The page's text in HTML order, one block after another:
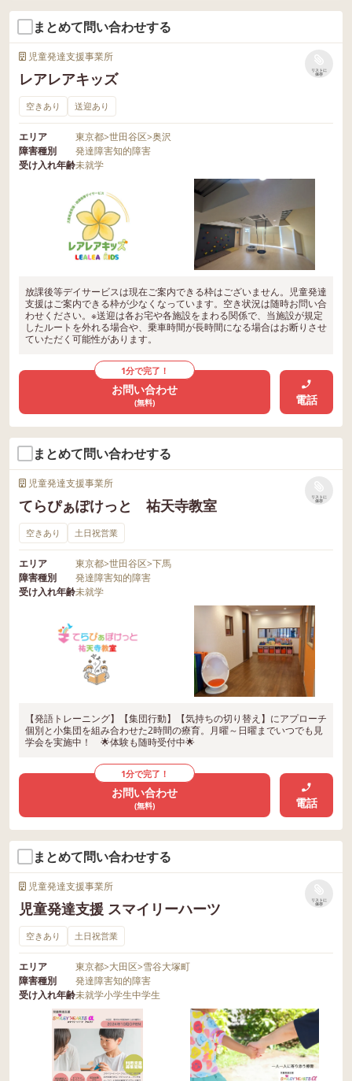
まとめて問い合わせする
児童発達支援事業所
レアレアキッズ
リストに
保存
空きあり 送迎あり
エリア 東京都>世田谷区>奥沢
障害種別
発達障害知的障害
受け入れ年齢未就学
放課後等デイサービスは現在ご案内できる枠はございません。児童発達
支援はご案内できる枠が少なくなっています。空き状況は随時お問い合
わせください。※送迎は各お宅や各施設をまわる関係で、当施設が規定
したルートを外れる場合や、乗車時間が長時間になる場合はお断りさせ
ていただく可能性があります。
1分で完了！
お問い合わせ
(無料) 電話
まとめて問い合わせする
児童発達支援事業所
てらぴぁぽけっと 祐天寺教室
リストに
保存
空きあり 土日祝営業
エリア 東京都>世田谷区>下馬
障害種別
発達障害知的障害
受け入れ年齢未就学
【発語トレーニング】【集団行動】【気持ちの切り替え】にアプローチ
個別と小集団を組み合わせた2時間の療育。月曜～日曜までいつでも見
学会を実施中！ 🌟体験も随時受付中🌟
1分で完了！
お問い合わせ
(無料) 電話
まとめて問い合わせする
児童発達支援事業所
児童発達支援 スマイリーハーツ
リストに
保存
空きあり 土日祝営業
エリア 東京都>大田区>雪谷大塚町
障害種別
発達障害知的障害
受け入れ年齢未就学小学生中学生